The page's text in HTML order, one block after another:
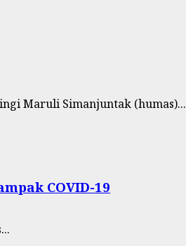
Maruli Simanjuntak (humas)...
COVID-19